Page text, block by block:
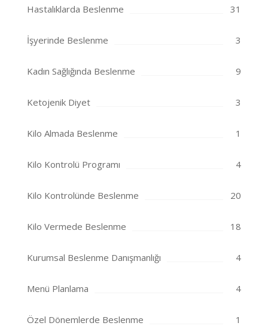
Hastalıklarda Beslenme 31
İşyerinde Beslenme 3
Kadın Sağlığında Beslenme 9
Ketojenik Diyet 3
Kilo Almada Beslenme 1
Kilo Kontrolü Programı 4
Kilo Kontrolünde Beslenme 20
Kilo Vermede Beslenme 18
Kurumsal Beslenme Danışmanlığı 4
Menü Planlama 4
Özel Dönemlerde Beslenme 1